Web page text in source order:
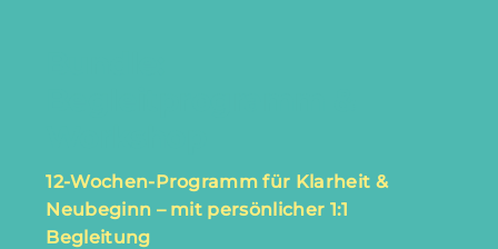
12-Wochen-Programm für Klarheit &
Neubeginn – mit persönlicher 1:1
Begleitung